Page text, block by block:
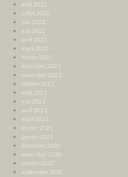
août 2022
juillet 2022
juin 2022
mai 2022
avril 2022
mars 2022
février 2022
décembre 2021
novembre 2021
octobre 2021
août 2021
mai 2021
avril 2021
mars 2021
février 2021
janvier 2021
décembre 2020
novembre 2020
octobre 2020
septembre 2020